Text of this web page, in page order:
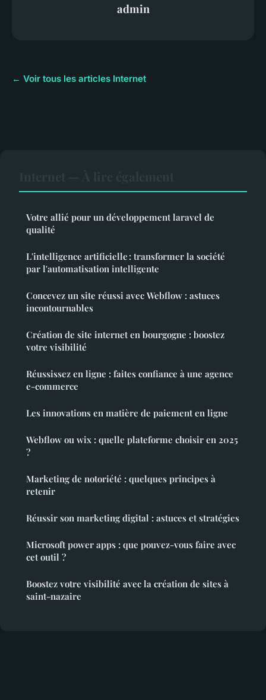
admin
← Voir tous les articles Internet
Votre allié pour un développement laravel de
qualité
L'intelligence artificielle : transformer la société
par l'automatisation intelligente
Concevez un site réussi avec Webflow : astuces
incontournables
Création de site internet en bourgogne : boostez
votre visibilité
Réussissez en ligne : faites confiance à une agence
e-commerce
Les innovations en matière de paiement en ligne
Webflow ou wix : quelle plateforme choisir en 2025
?
Marketing de notoriété : quelques principes à
retenir
Réussir son marketing digital : astuces et stratégies
Microsoft power apps : que pouvez-vous faire avec
cet outil ?
Boostez votre visibilité avec la création de sites à
saint-nazaire